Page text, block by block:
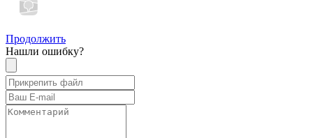
Продолжить
Нашли ошибку?